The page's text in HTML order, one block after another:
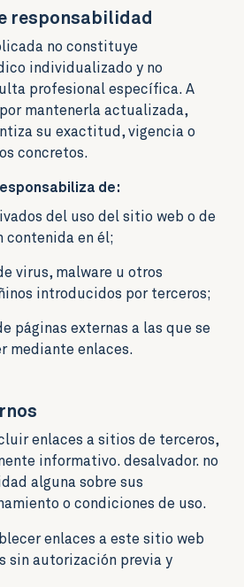
responsabilidad
no constituye
individualizado y no
profesional específica. A
mantenerla actualizada,
su exactitud, vigencia o
concretos.
de:
del uso del sitio web o de
contenida en él;
virus, malware u otros
introducidos por terceros;
páginas externas a las que se
mediante enlaces.
enlaces a sitios de terceros,
informativo. desalvador. no
alguna sobre sus
o condiciones de uso.
enlaces a este sitio web
sin autorización previa y